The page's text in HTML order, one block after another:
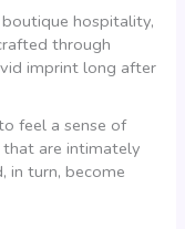
hospitality,
through
imprint long after
feel a sense of
are intimately
in turn, become